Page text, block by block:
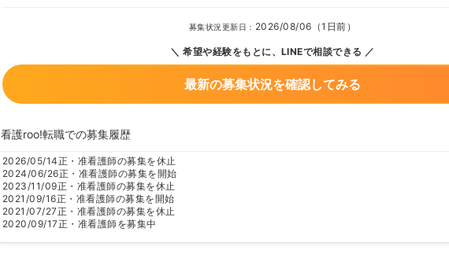
募集状況更新日： 2026/08/06（1日前）
希望や経験をもとに、LINEで相談できる
最新の募集状況を確認してみる
看護roo!転職での募集履歴
2026/05/14正・准看護師の募集を休止
2024/06/26正・准看護師の募集を開始
2023/11/09正・准看護師の募集を休止
2021/09/16正・准看護師の募集を開始
2021/07/27正・准看護師の募集を休止
2020/09/17正・准看護師を募集中